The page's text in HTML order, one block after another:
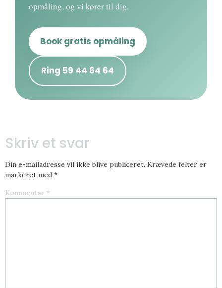
opmåling, og vi kører til dig.
Book gratis opmåling
Ring 59 44 64 64
Skriv et svar
Din e-mailadresse vil ikke blive publiceret. Krævede felter er
markeret med *
Kommentar *